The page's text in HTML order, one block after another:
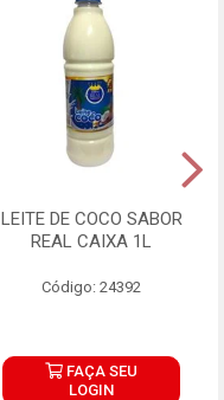
LEITE DE COCO SABOR
REAL CAIXA 1L
Código: 24392
FAÇA SEU
LOGIN